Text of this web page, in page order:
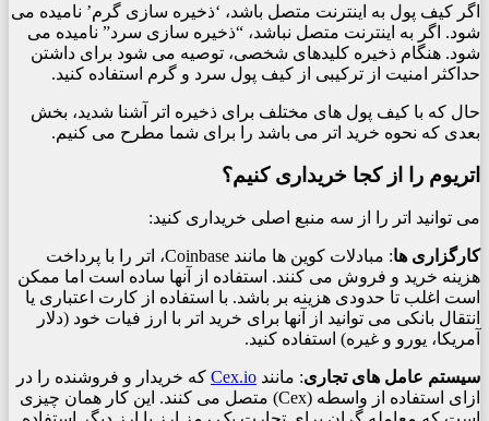
اگر کیف پول به اینترنت متصل باشد، ‘ذخیره سازی گرم’ نامیده می
شود. اگر به اینترنت متصل نباشد، “ذخیره سازی سرد” نامیده می
شود. هنگام ذخیره کلیدهای شخصی، توصیه می شود برای داشتن
حداکثر امنیت از ترکیبی از کیف پول سرد و گرم استفاده کنید.
حال که با کیف پول های مختلف برای ذخیره اتر آشنا شدید، بخش
بعدی که نحوه خرید اتر می باشد را برای شما مطرح می کنیم.
اتریوم را از کجا خریداری کنیم؟
می توانید اتر را از سه منبع اصلی خریداری کنید:
کارگزاری ها
: مبادلات کوین ها مانند Coinbase، اتر را با پرداخت
هزینه خرید و فروش می کنند. استفاده از آنها ساده است اما ممکن
است اغلب تا حدودی هزینه بر باشد. با استفاده از کارت اعتباری یا
انتقال بانکی می توانید از آنها برای خرید اتر با ارز فیات خود (دلار
آمریکا، یورو و غیره) استفاده کنید.
سیستم عامل های تجاری: مانند Cex.io که خریدار و فروشنده را در
ازای استفاده از واسطه (Cex) متصل می کنند. این کار همان چیزی